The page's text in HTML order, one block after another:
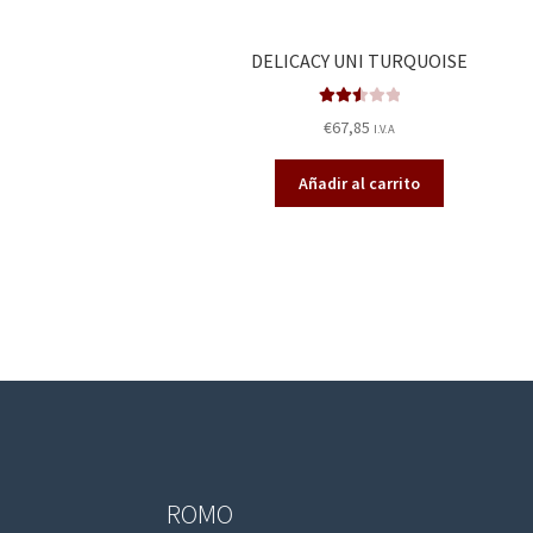
DELICACY UNI TURQUOISE
do en
2.58de
5
€67,85 I.V.A
Añadir al carrito
ROMO